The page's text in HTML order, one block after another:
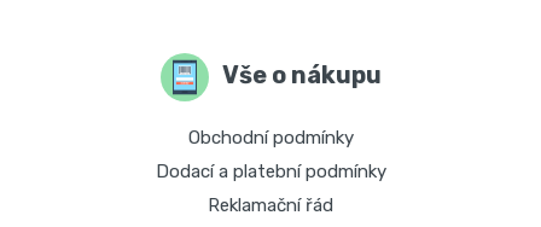
Vše o nákupu
Obchodní podmínky
Dodací a platební podmínky
Reklamační řád